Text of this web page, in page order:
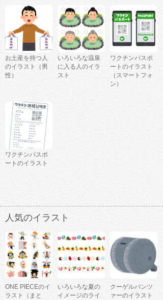
お土産を持つ人
のイラスト（男
性）
いろいろな温泉
に入る人のイラ
スト
ワクチンパスポ
ートのイラスト
（スマートフォ
ン）
ワクチンパスポ
ートのイラスト
人気のイラスト
ONE PIECEのイ
ラスト（まと
いろいろな夏の
イメージのライ
クーゲルパンツ
ァーのイラスト